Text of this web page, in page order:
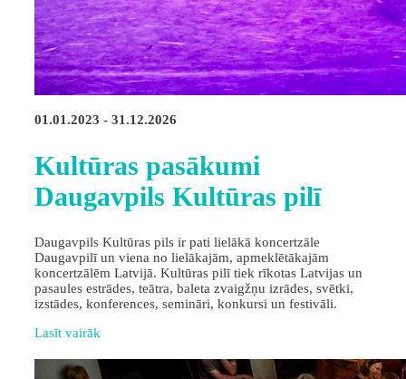
01.01.2023 - 31.12.2026
Kultūras pasākumi
Daugavpils Kultūras pilī
Daugavpils Kultūras pils ir pati lielākā koncertzāle
Daugavpilī un viena no lielākajām, apmeklētākajām
koncertzālēm Latvijā. Kultūras pilī tiek rīkotas Latvijas un
pasaules estrādes, teātra, baleta zvaigžņu izrādes, svētki,
izstādes, konferences, semināri, konkursi un festivāli.
Lasīt vairāk